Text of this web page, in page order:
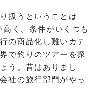
扱うということは
く、条件がいくつも
の商品化し難いカテ
で釣りのツアーを探
う。昔はありまし
社の旅行部門がやっ